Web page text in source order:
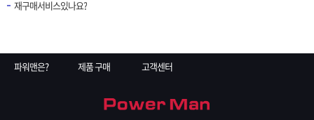
재구매서비스있나요?
파워맨은? 제품 구매 고객센터